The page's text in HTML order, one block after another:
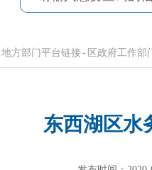
地方部门平台链接- 区政府工作部
东西湖区水